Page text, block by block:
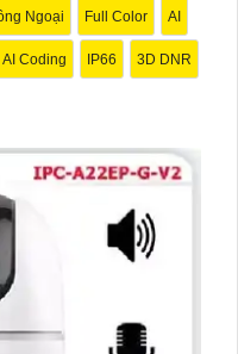
camera có tính năng
trên đám mây để dễ
của bạn để có thể xem
bạn lựa chọn được một
Ngoại Full Color AI
AI Coding IP66 3D DNR